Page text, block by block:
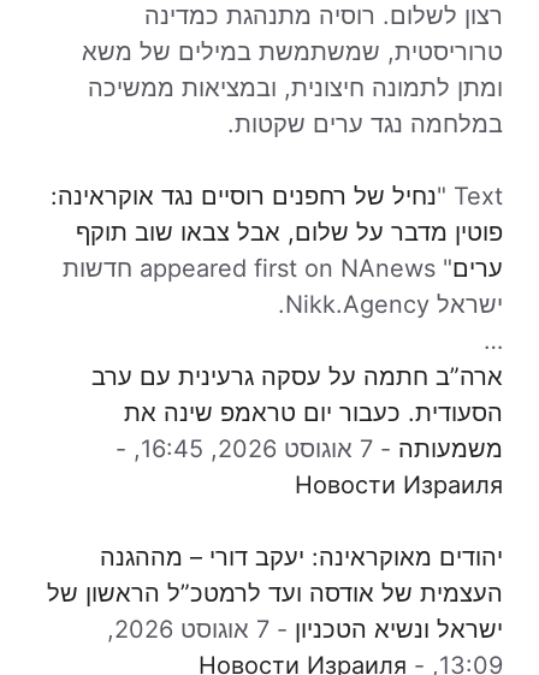
רצון לשלום. רוסיה מתנהגת כמדינה
טרוריסטית, שמשתמשת במילים של משא
ומתן לתמונה חיצונית, ובמציאות ממשיכה
במלחמה נגד ערים שקטות.
Text "
נחיל של רחפנים רוסיים נגד אוקראינה:
פוטין מדבר על שלום, אבל צבאו שוב תוקף
ערים
" appeared first on NAnews חדשות
ישראל Nikk.Agency.
…
ארה”ב חתמה על עסקה גרעינית עם ערב
הסעודית. כעבור יום טראמפ שינה את
משמעותה - 7 אוגוסט 2026, 16:45,
-
Новости Израиля
יהודים מאוקראינה: יעקב דורי – מההגנה
העצמית של אודסה ועד לרמטכ”ל הראשון של
ישראל ונשיא הטכניון -
7 אוגוסט 2026,
13:09,
-
Новости Израиля